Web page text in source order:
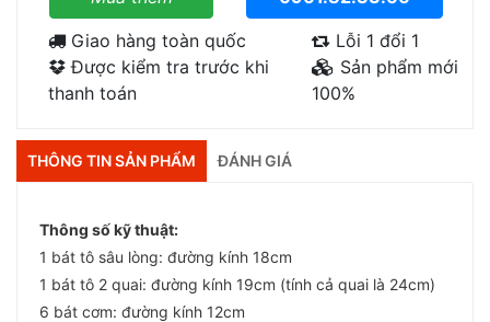
Giao hàng toàn quốc
Được kiểm tra trước khi
thanh toán
Lỗi 1 đổi 1
Sản phẩm mới
100%
THÔNG TIN SẢN PHẨM ĐÁNH GIÁ
Thông số kỹ thuật:
1 bát tô sâu lòng: đường kính 18cm
1 bát tô 2 quai: đường kính 19cm (tính cả quai là 24cm)
6 bát cơm: đường kính 12cm